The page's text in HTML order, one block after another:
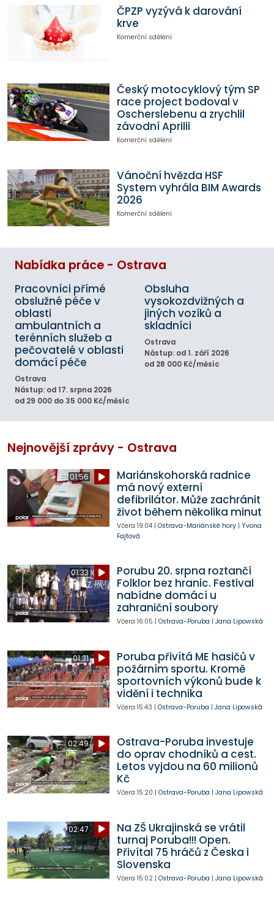
ČPZP vyzývá k darování
krve
Komerční sdělení
Český motocyklový tým SP
race project bodoval v
Oscherslebenu a zrychlil
závodní Aprilii
Komerční sdělení
Vánoční hvězda HSF
System vyhrála BIM Awards
2026
Komerční sdělení
Nabídka práce - Ostrava
Pracovníci přímé
obslužné péče v
oblasti
ambulantních a
terénních služeb a
pečovatelé v oblasti
domácí péče
Ostrava
Nástup: od 17. srpna 2026
od 29 000 do 35 000 Kč/měsíc
Obsluha
vysokozdvižných a
jiných vozíků a
skladníci
Ostrava
Nástup: od 1. září 2026
od 28 000 Kč/měsíc
Nejnovější zprávy - Ostrava
01:56
Mariánskohorská radnice
má nový externí
defibrilátor. Může zachránit
život během několika minut
Včera 19:04| Ostrava-Mariánské hory| Yvona
Fajtová
01:33
Porubu 20. srpna roztančí
Folklor bez hranic. Festival
nabídne domácí u
zahraniční soubory
Včera 16:05 | Ostrava-Poruba | Jana Lipowská
01:31
Poruba přivítá ME hasičů v
požárním sportu. Kromě
sportovních výkonů bude k
vidění i technika
Včera 15:43 | Ostrava-Poruba | Jana Lipowská
02:49
Ostrava-Poruba investuje
do oprav chodníků a cest.
Letos vyjdou na 60 milionů
Kč
Včera 15:20 | Ostrava-Poruba | Jana Lipowská
02:47
Na ZŠ Ukrajinská se vrátil
turnaj Poruba!!! Open.
Přivítal 75 hráčů z Česka i
Slovenska
Včera 15:02| Ostrava-Poruba | Jana Lipowská